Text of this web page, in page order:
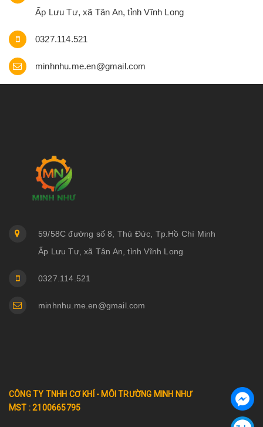
Ấp Lưu Tư, xã Tân An, tỉnh Vĩnh Long
0327.114.521
minhnhu.me.en@gmail.com
59/58C đường số 8, Thủ Đức, Tp.Hồ Chí Minh
Ấp Lưu Tư, xã Tân An, tỉnh Vĩnh Long
0327.114.521
minhnhu.me.en@gmail.com
CÔNG TY TNHH CƠ KHÍ - MÔI TRƯỜNG MINH NHƯ
MST : 2100665795